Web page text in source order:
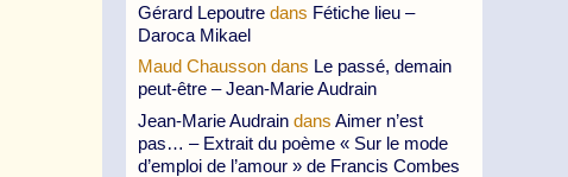
Gérard Lepoutre dans Fétiche lieu –
Daroca Mikael
Maud Chausson dans Le passé, demain
peut-être – Jean-Marie Audrain
Jean-Marie Audrain dans Aimer n’est
pas… – Extrait du poème « Sur le mode
d’emploi de l’amour » de Francis Combes